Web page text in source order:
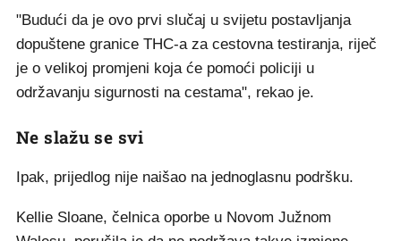
"Budući da je ovo prvi slučaj u svijetu postavljanja
dopuštene granice THC-a za cestovna testiranja, riječ
je o velikoj promjeni koja će pomoći policiji u
održavanju sigurnosti na cestama", rekao je.
Ne slažu se svi
Ipak, prijedlog nije naišao na jednoglasnu podršku.
Kellie Sloane, čelnica oporbe u Novom Južnom